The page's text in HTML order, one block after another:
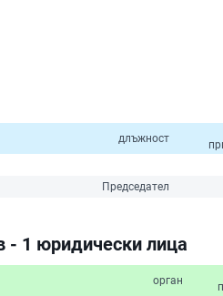
длъжност
Председател
- 1 юридически лица
орган